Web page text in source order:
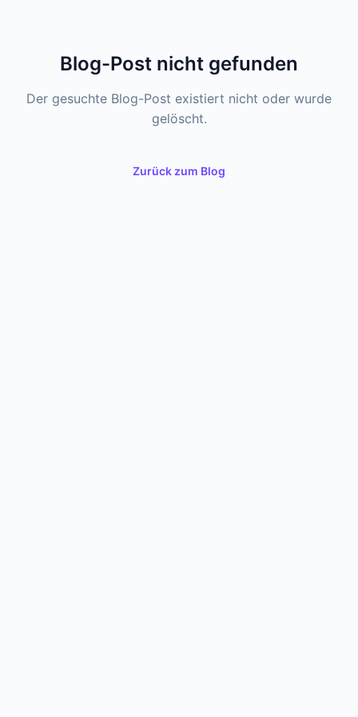
Blog-Post nicht gefunden
Der gesuchte Blog-Post existiert nicht oder wurde
gelöscht.
Zurück zum Blog